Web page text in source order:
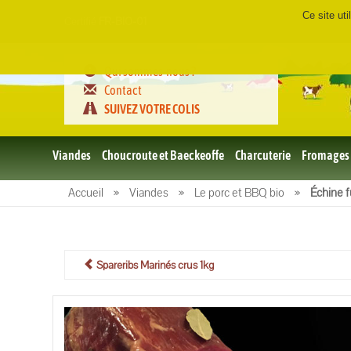
Qui sommes-nous ?
Contact
SUIVEZ VOTRE COLIS
Viandes
Le porc
et BBQ
et BBQ
Bio
L'agneau
et BBQ
Choucroute et Baeckeoffe Charcuterie Fromages
Accueil » Viandes » Le porc et BBQ bio » Échine
Spareribs Marinés crus 1kg
Ce site